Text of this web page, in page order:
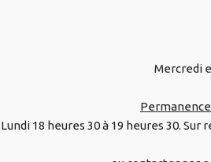
Mercredi
Lundi 18 heures 30 à 19 heures 30.